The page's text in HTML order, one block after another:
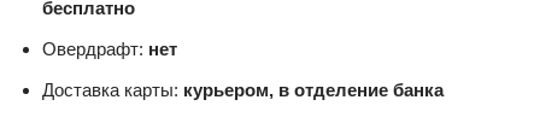
бесплатно
Овердрафт: нет
Доставка карты: курьером, в отделение банка